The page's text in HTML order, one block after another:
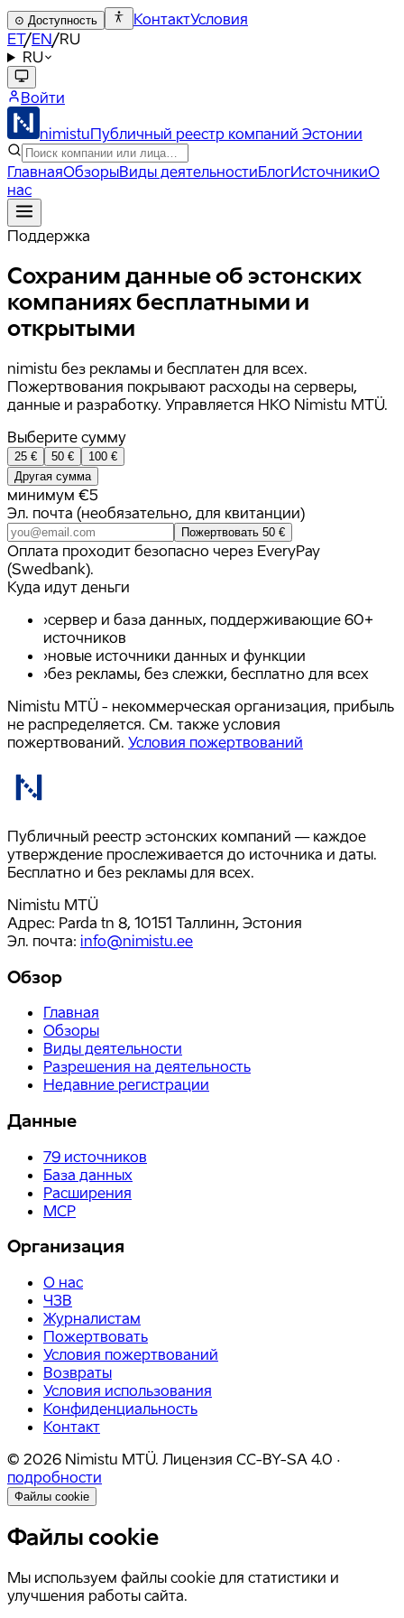
⊙ Доступность КонтактУсловия
ET/EN/RU
RU
Войти
nimistuПубличный реестр компаний Эстонии
ГлавнаяОбзорыВиды деятельностиБлогИсточникиО
нас
Поддержка
Сохраним данные об эстонских
компаниях бесплатными и
открытыми
nimistu без рекламы и бесплатен для всех.
Пожертвования покрывают расходы на серверы,
данные и разработку. Управляется НКО Nimistu MTÜ.
Выберите сумму
25 € 50 € 100 €
Другая сумма
минимум €5
Эл. почта (необязательно, для квитанции)
Пожертвовать 50 €
Оплата проходит безопасно через EveryPay
(Swedbank).
Куда идут деньги
›сервер и база данных, поддерживающие 60+
источников
›новые источники данных и функции
›без рекламы, без слежки, бесплатно для всех
Nimistu MTÜ - некоммерческая организация, прибыль
не распределяется. См. также условия
пожертвований. Условия пожертвований
Публичный реестр эстонских компаний — каждое
утверждение прослеживается до источника и даты.
Бесплатно и без рекламы для всех.
Nimistu MTÜ
Адрес: Parda tn 8, 10151 Таллинн, Эстония
Эл. почта: info@nimistu.ee
Обзор
Главная
Обзоры
Виды деятельности
Разрешения на деятельность
Недавние регистрации
Данные
79 источников
База данных
Расширения
MCP
Организация
О нас
ЧЗВ
Журналистам
Пожертвовать
Условия пожертвований
Возвраты
Условия использования
Конфиденциальность
Контакт
© 2026 Nimistu MTÜ. Лицензия CC-BY-SA 4.0 ·
подробности
Файлы cookie
Файлы cookie
Мы используем файлы cookie для статистики и
улучшения работы сайта.